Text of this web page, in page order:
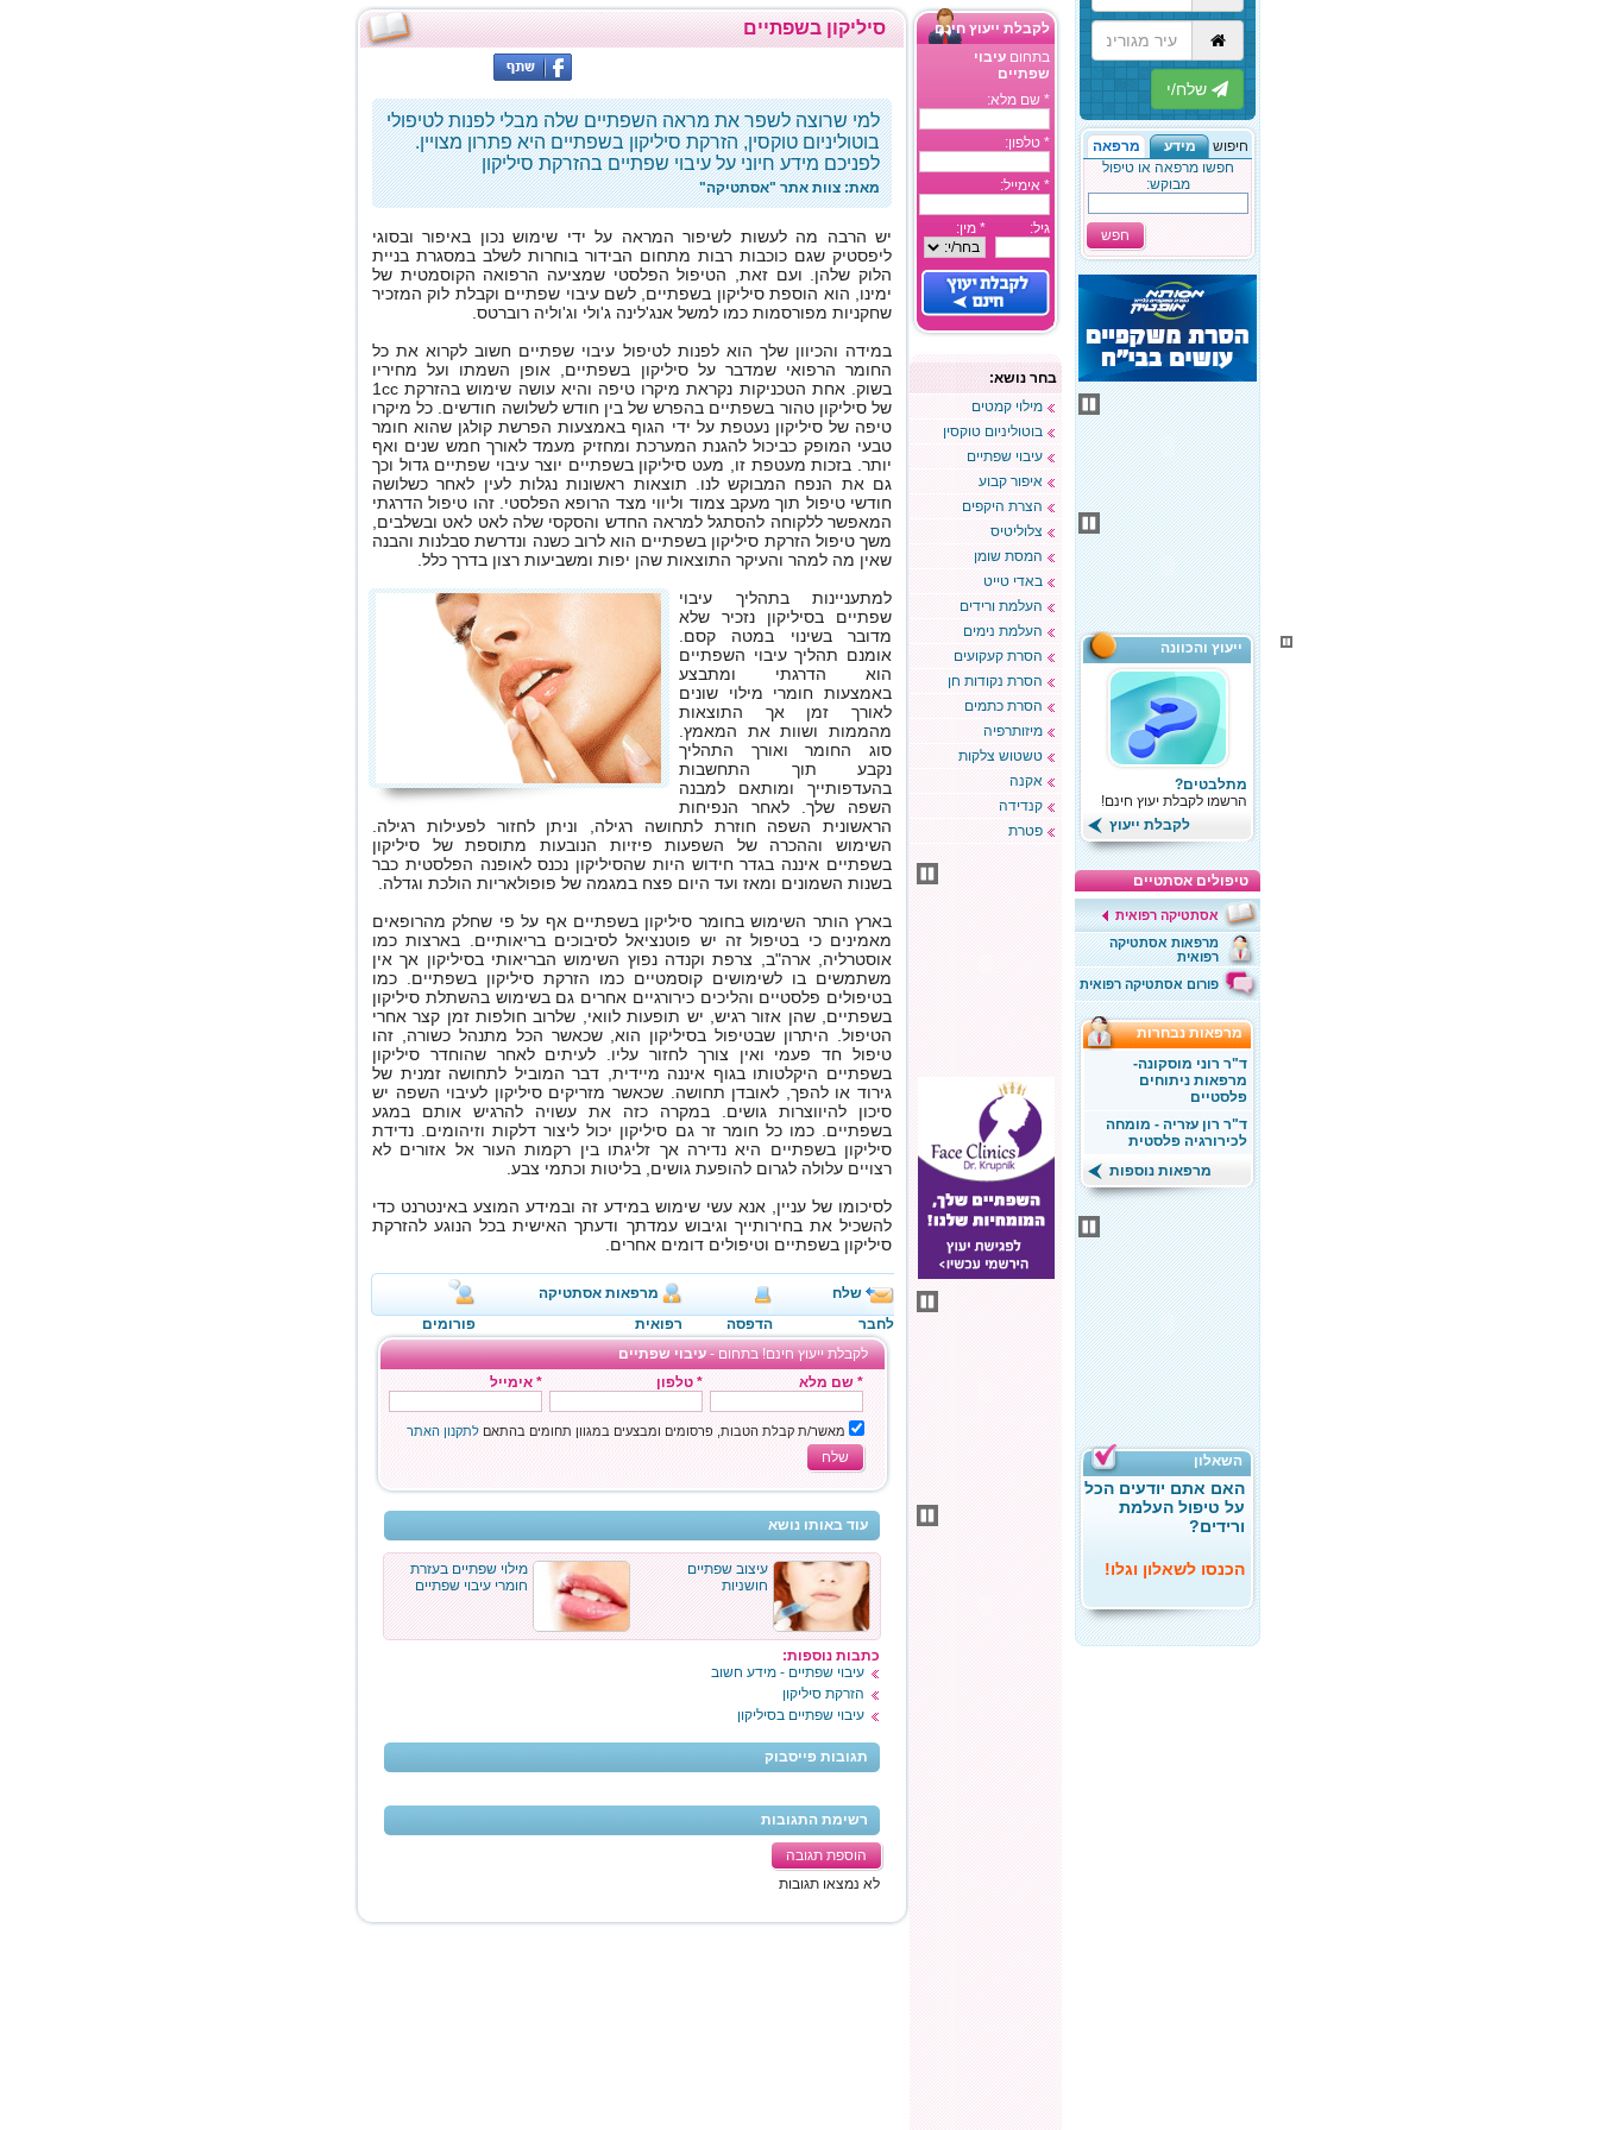
הבא
חיפוש מידע
מרפאה
חפשו מרפאה או טיפול
מבוקש:
חפש
ייעוץ והכוונה
מתלבטים?
הרשמו לקבלת יעוץ חינם!
לקבלת ייעוץ
טיפולים אסתטיים
אסתטיקה רפואית
מרפאות אסתטיקה
רפואית
פורום אסתטיקה רפואית
מרפאות נבחרות
ד"ר רוני מוסקונה-
מרפאות ניתוחים
פלסטיים
ד"ר רון עזריה - מומחה
לכירורגיה פלסטית
מרפאות נוספות
השאלון
האם אתם יודעים הכל
על טיפול העלמת
ורידים?
הכנסו לשאלון וגלו!
לקבלת ייעוץ חינם
בתחום עיבוי
שפתיים
* שם מלא:
* טלפון:
* אימייל:
* מין: גיל:
בחר נושא:
מילוי קמטים
בוטוליניום טוקסין
עיבוי שפתיים
איפור קבוע
הצרת היקפים
צלוליטיס
המסת שומן
באדי טייט
העלמת ורידים
העלמת נימים
הסרת קעקועים
הסרת נקודות חן
הסרת כתמים
מיזותרפיה
טשטוש צלקות
אקנה
קנדידה
פטרת
סיליקון בשפתיים
למי שרוצה לשפר את מראה השפתיים שלה מבלי לפנות לטיפולי
בוטוליניום טוקסין, הזרקת סיליקון בשפתיים היא פתרון מצויין.
לפניכם מידע חיוני על עיבוי שפתיים בהזרקת סיליקון
מאת: צוות אתר "אסתטיקה"
יש הרבה מה לעשות לשיפור המראה על ידי שימוש נכון באיפור ובסוגי
ליפסטיק שגם כוכבות רבות מתחום הבידור בוחרות לשלב במסגרת בניית
הלוק שלהן. ועם זאת, הטיפול הפלסטי שמציעה הרפואה הקוסמטית של
ימינו, הוא הוספת סיליקון בשפתיים, לשם עיבוי שפתיים וקבלת לוק המזכיר
שחקניות מפורסמות כמו למשל אנג'לינה ג'ולי וג'וליה רוברטס.
במידה והכיוון שלך הוא לפנות לטיפול עיבוי שפתיים חשוב לקרוא את כל
החומר הרפואי שמדבר על סיליקון בשפתיים, אופן השמתו ועל מחיריו
בשוק. אחת הטכניקות נקראת מיקרו טיפה והיא עושה שימוש בהזרקת 1cc
של סיליקון טהור בשפתיים בהפרש של בין חודש לשלושה חודשים. כל מיקרו
טיפה של סיליקון נעטפת על ידי הגוף באמצעות הפרשת קולגן שהוא חומר
טבעי המופק כביכול להגנת המערכת ומחזיק מעמד לאורך חמש שנים ואף
יותר. בזכות מעטפת זו, מעט סיליקון בשפתיים יוצר עיבוי שפתיים גדול וכך
גם את הנפח המבוקש לנו. תוצאות ראשונות נגלות לעין לאחר כשלושה
חודשי טיפול תוך מעקב צמוד וליווי מצד הרופא הפלסטי. זהו טיפול הדרגתי
המאפשר ללקוחה להסתגל למראה החדש והסקסי שלה לאט לאט ובשלבים,
משך טיפול הזרקת סיליקון בשפתיים הוא לרוב כשנה ונדרשת סבלנות והבנה
שאין מה למהר והעיקר התוצאות שהן יפות ומשביעות רצון בדרך כלל.
למתעניינות בתהליך עיבוי
שפתיים בסיליקון נזכיר שלא
מדובר בשינוי במטה קסם.
אומנם תהליך עיבוי השפתיים
הוא הדרגתי ומתבצע
באמצעות חומרי מילוי שונים
לאורך זמן אך התוצאות
מהממות ושוות את המאמץ.
סוג החומר ואורך התהליך
נקבע תוך התחשבות
בהעדפותייך ומותאם למבנה
השפה שלך. לאחר הנפיחות
הראשונית השפה חוזרת לתחושה רגילה, וניתן לחזור לפעילות רגילה.
השימוש וההכרה של השפעות פיזיות הנובעות מתוספת של סיליקון
בשפתיים איננה בגדר חידוש היות שהסיליקון נכנס לאופנה הפלסטית כבר
בשנות השמונים ומאז ועד היום פצח במגמה של פופולאריות הולכת וגדלה.
בארץ הותר השימוש בחומר סיליקון בשפתיים אף על פי שחלק מהרופאים
מאמינים כי בטיפול זה יש פוטנציאל לסיבוכים בריאותיים. בארצות כמו
אוסטרליה, ארה"ב, צרפת וקנדה נפוץ השימוש הבריאותי בסיליקון אך אין
משתמשים בו לשימושים קוסמטיים כמו הזרקת סיליקון בשפתיים. כמו
בטיפולים פלסטיים והליכים כירורגיים אחרים גם בשימוש בהשתלת סיליקון
בשפתיים, שהן אזור רגיש, יש תופעות לוואי, שלרוב חולפות זמן קצר אחרי
הטיפול. היתרון שבטיפול בסיליקון הוא, שכאשר הכל מתנהל כשורה, זהו
טיפול חד פעמי ואין צורך לחזור עליו. לעיתים לאחר שהוחדר סיליקון
בשפתיים היקלטותו בגוף איננה מיידית, דבר המוביל לתחושה זמנית של
גירוד או להפך, לאובדן תחושה. שכאשר מזריקים סיליקון לעיבוי השפה יש
סיכון להיווצרות גושים. במקרה כזה את עשויה להרגיש אותם במגע
בשפתיים. כמו כל חומר זר גם סיליקון יכול ליצור דלקות וזיהומים. נדידת
סיליקון בשפתיים היא נדירה אך זליגתו בין רקמות העור אל אזורים לא
רצויים עלולה לגרום להופעת גושים, בליטות וכתמי צבע.
לסיכומו של עניין, אנא עשי שימוש במידע זה ובמידע המוצע באינטרנט כדי
להשכיל את בחירותייך וגיבוש עמדתך ודעתך האישית בכל הנוגע להזרקת
סיליקון בשפתיים וטיפולים דומים אחרים.
פורומים
מרפאות אסתטיקה
רפואית
הדפסה
שלח
לחבר
לקבלת ייעוץ חינם! בתחום -עיבוי שפתיים
* שם מלא
* טלפון * אימייל
מאשר/ת קבלת הטבות, פרסומים ומבצעים במגוון תחומים בהתאםלתקנון האתר
שלח
עוד באותו נושא
עיצוב שפתיים
חושניות
מילוי שפתיים בעזרת
חומרי עיבוי שפתיים
כתבות נוספות:
עיבוי שפתיים - מידע חשוב
הזרקת סיליקון
עיבוי שפתיים בסיליקון
תגובות פייסבוק
רשימת התגובות
הוספת תגובה
לא נמצאו תגובות